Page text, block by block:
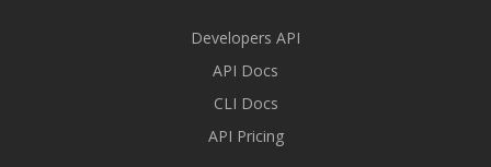
Developers API
API Docs
CLI Docs
API Pricing